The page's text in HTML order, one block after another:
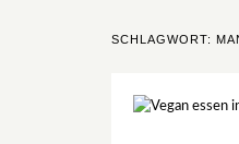
SCHLAGWORT: